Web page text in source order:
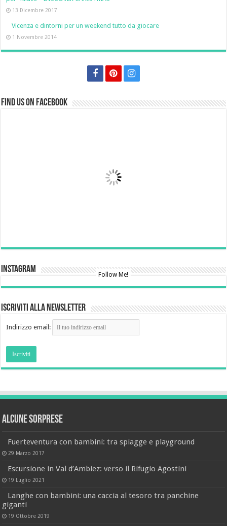
13 Dicembre 2017
Vicenza e dintorni per un weekend tutto da giocare
1 Novembre 2014
Find us on Facebook
Instagram Follow Me!
Iscriviti alla newsletter
Indirizzo email:
Alcune sorprese
Fuerteventura con bambini: tra spiagge e playground
29 Marzo 2017
Escursione in Val d’Ambiez: verso il Rifugio Agostini
19 Luglio 2021
Langhe con bambini: una caccia al tesoro tra panchine
giganti
19 Ottobre 2019